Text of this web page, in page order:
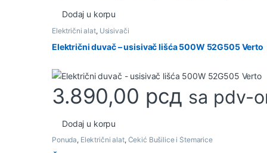
Dodaj u korpu
Električni alat, Usisivači
Električni duvač – usisivač lišća 500W 52G505 Verto
3.890,00 рсд sa pdv-
Dodaj u korpu
Ponuda, Električni alat, Čekić Bušilice i Štemarice